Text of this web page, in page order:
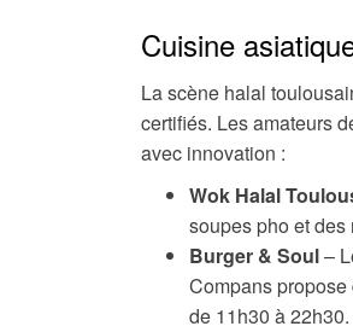
Cuisine
La scène halal
certifiés. Les amateurs
avec innovation :
Wok Halal
soupes pho et
Burger & Soul–
Compans
de 11h30 à 22h30.